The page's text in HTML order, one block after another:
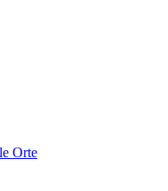
Orte